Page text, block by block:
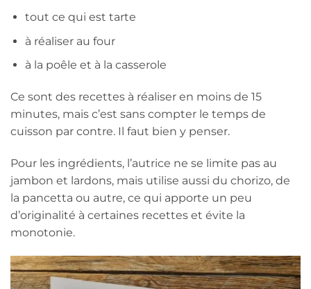
tout ce qui est tarte
à réaliser au four
à la poêle et à la casserole
Ce sont des recettes à réaliser en moins de 15
minutes, mais c’est sans compter le temps de
cuisson par contre. Il faut bien y penser.
Pour les ingrédients, l’autrice ne se limite pas au
jambon et lardons, mais utilise aussi du chorizo, de
la pancetta ou autre, ce qui apporte un peu
d’originalité à certaines recettes et évite la
monotonie.